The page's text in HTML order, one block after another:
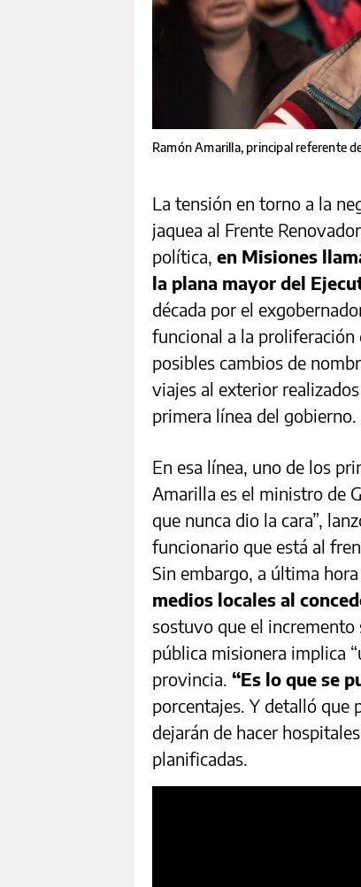
Ramón Amarilla, principal referente
La tensión en torno a la
jaquea al Frente
política, en Misiones
la plana mayor del
década por el
funcional a la proliferación
posibles cambios de
viajes al exterior
primera línea del gobierno.
En esa línea, uno de los
Amarilla es el ministro de
que nunca dio la cara”,
funcionario que está al
Sin embargo, a última
medios locales al
sostuvo que el
pública misionera implica
provincia. “Es lo que se
porcentajes. Y detalló que
dejarán de hacer
planificadas.